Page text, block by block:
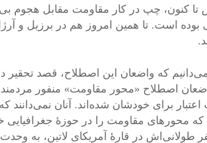
تا کنون، چپ در کار مقاومت مقابل هجوم
بوده است. تا همین امروز هم در برزیل و
می‌دانیم که واضعان این اصطلاح، قصد تحقیر
اصطلاح «محور مقاومت» منفور مردمند
برای خودشان شده‌اند. آنان
محورهای مقاومت را در حوزۀ جغرافیایی
طولانی‌اش در قارۀ آمریکای لاتین، به